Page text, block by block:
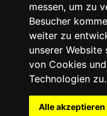
messen, um zu
Besucher
weiter zu
unserer Website
von Cookies
Technologien zu.
Alle akzeptieren